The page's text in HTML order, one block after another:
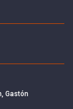
Gastón